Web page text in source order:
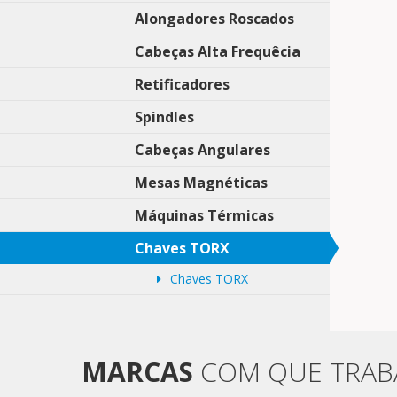
Alongadores Roscados
Cabeças Alta Frequêcia
Retificadores
Spindles
Cabeças Angulares
Mesas Magnéticas
Máquinas Térmicas
Chaves TORX
Chaves TORX
MARCAS COM QUE